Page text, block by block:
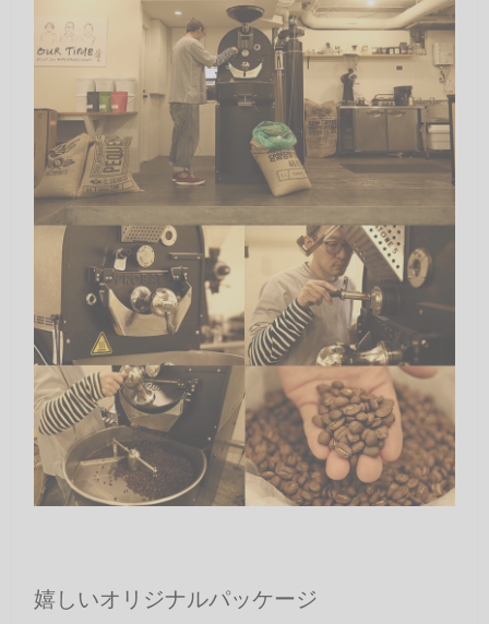
嬉しいオリジナルパッケージ